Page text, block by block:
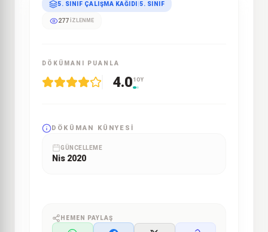
5. SINIF ÇALIŞMA KAĞIDI 5. SINIF
277 İZLENME
DÖKÜMANI PUANLA
4.0 1 OY
DÖKÜMAN KÜNYESI
GÜNCELLEME
Nis 2020
HEMEN PAYLAŞ